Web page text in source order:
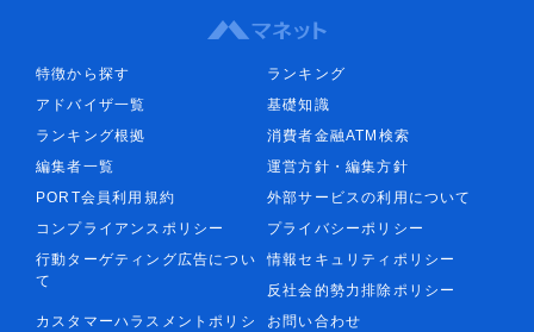
特徴から探す
ランキング
アドバイザ一覧
基礎知識
ランキング根拠
消費者金融ATM検索
編集者一覧
運営方針・編集方針
PORT会員利用規約
外部サービスの利用について
コンプライアンスポリシー
プライバシーポリシー
行動ターゲティング広告につい
て
情報セキュリティポリシー
反社会的勢力排除ポリシー
カスタマーハラスメントポリシ
お問い合わせ